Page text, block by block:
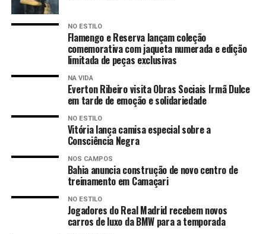
NO ESTILO
Flamengo e Reserva lançam coleção
comemorativa com jaqueta numerada e edição
limitada de peças exclusivas
NA VIDA
Everton Ribeiro visita Obras Sociais Irmã Dulce
em tarde de emoção e solidariedade
NO ESTILO
Vitória lança camisa especial sobre a
Consciência Negra
NOS CAMPOS
Bahia anuncia construção de novo centro de
treinamento em Camaçari
NO ESTILO
Jogadores do Real Madrid recebem novos
carros de luxo da BMW para a temporada